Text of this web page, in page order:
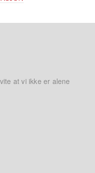
at vi ikke er alene